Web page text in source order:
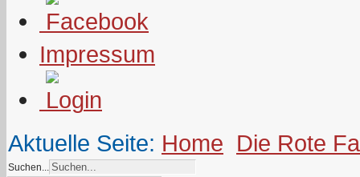
Impressum
Aktuelle Seite: Home Die Rote
Suchen...